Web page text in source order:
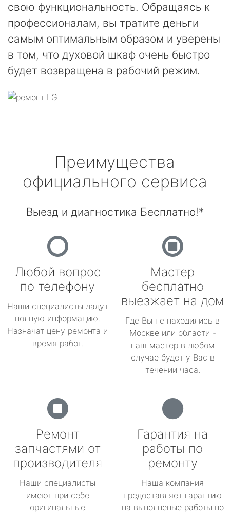
свою функциональность. Обращаясь к
профессионалам, вы тратите деньги
самым оптимальным образом и уверены
в том, что духовой шкаф очень быстро
будет возвращена в рабочий режим.
Преимущества
официального сервиса
Выезд и диагностика Бесплатно!*
Любой вопрос
по телефону
Наши специалисты дадут
полную информацию.
Назначат цену ремонта и
время работ.
Мастер
бесплатно
выезжает на дом
Где Вы не находились в
Москве или области -
наш мастер в любом
случае будет у Вас в
течении часа.
Ремонт
запчастями от
производителя
Наши специалисты
имеют при себе
оригинальные
Гарантия на
работы по
ремонту
Наша компания
предоставляет гарантию
на выполненые работы по